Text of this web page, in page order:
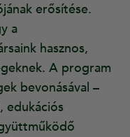
erősítése.
a
hasznos,
A program
bevonásával –
edukációs